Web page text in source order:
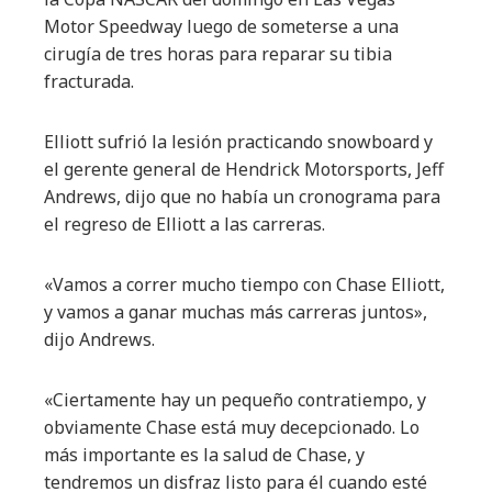
Motor Speedway luego de someterse a una
cirugía de tres horas para reparar su tibia
fracturada.
Elliott sufrió la lesión practicando snowboard y
el gerente general de Hendrick Motorsports, Jeff
Andrews, dijo que no había un cronograma para
el regreso de Elliott a las carreras.
«Vamos a correr mucho tiempo con Chase Elliott,
y vamos a ganar muchas más carreras juntos»,
dijo Andrews.
«Ciertamente hay un pequeño contratiempo, y
obviamente Chase está muy decepcionado. Lo
más importante es la salud de Chase, y
tendremos un disfraz listo para él cuando esté